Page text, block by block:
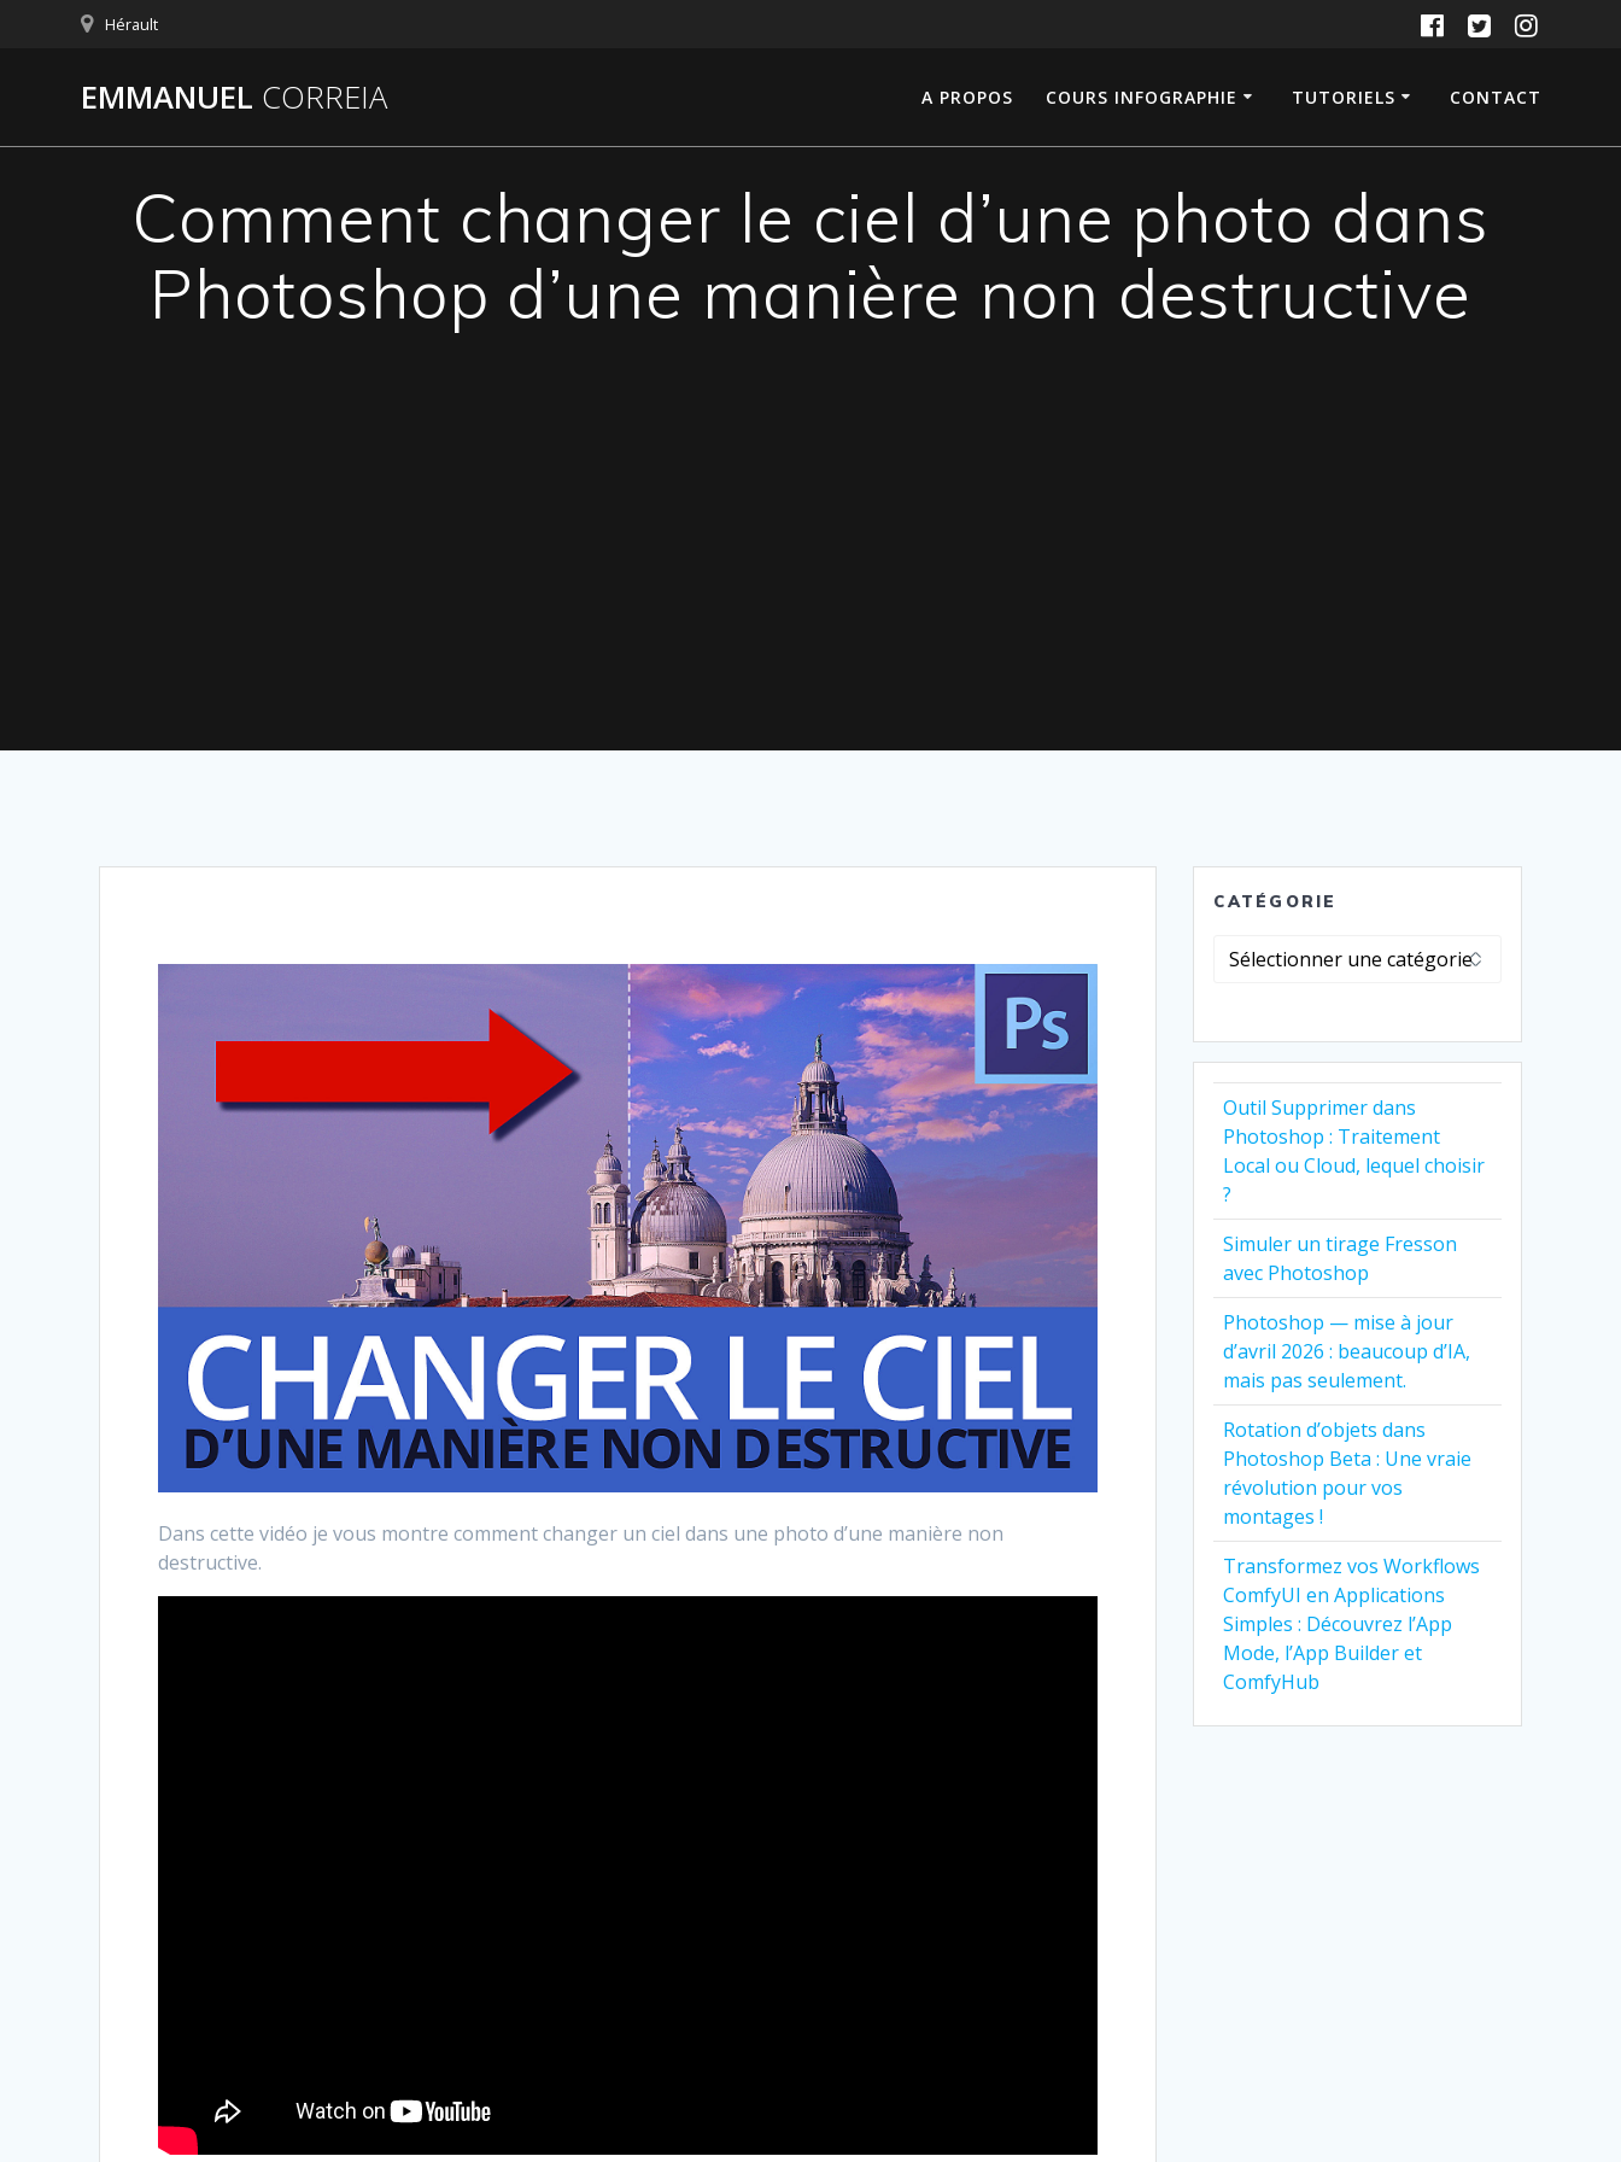
Hérault
EMMANUEL CORREIA A PROPOS COURS INFOGRAPHIE TUTORIELS CONTACT
Comment changer le ciel d’une photo dans
Photoshop d’une manière non destructive
Dans cette vidéo je vous montre comment changer un ciel dans une photo d’une manière non
destructive.
CATÉGORIE
Catégorie
Outil Supprimer dans
Photoshop : Traitement
Local ou Cloud, lequel choisir
?
Simuler un tirage Fresson
avec Photoshop
Photoshop — mise à jour
d’avril 2026 : beaucoup d’IA,
mais pas seulement.
Rotation d’objets dans
Photoshop Beta : Une vraie
révolution pour vos
montages !
Transformez vos Workflows
ComfyUI en Applications
Simples : Découvrez l’App
Mode, l’App Builder et
ComfyHub